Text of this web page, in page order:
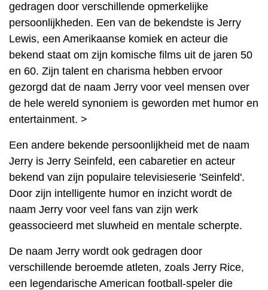
gedragen door verschillende opmerkelijke
persoonlijkheden. Een van de bekendste is Jerry
Lewis, een Amerikaanse komiek en acteur die
bekend staat om zijn komische films uit de jaren 50
en 60. Zijn talent en charisma hebben ervoor
gezorgd dat de naam Jerry voor veel mensen over
de hele wereld synoniem is geworden met humor en
entertainment. >
Een andere bekende persoonlijkheid met de naam
Jerry is Jerry Seinfeld, een cabaretier en acteur
bekend van zijn populaire televisieserie 'Seinfeld'.
Door zijn intelligente humor en inzicht wordt de
naam Jerry voor veel fans van zijn werk
geassocieerd met sluwheid en mentale scherpte.
De naam Jerry wordt ook gedragen door
verschillende beroemde atleten, zoals Jerry Rice,
een legendarische American football-speler die